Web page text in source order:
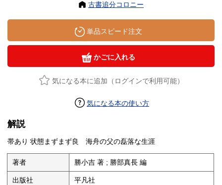
古書追分コロニー
単品スピード注文
かごに入れる
気になる本に追加（ログインで利用可能）
気になる本の使い方
解説
帯あり 状態まずまず良 海舟の父の磊落な生涯
著者 勝小吉 著 ; 勝部真長 編
出版社 平凡社